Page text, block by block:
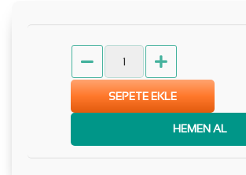
SEPETE EKLE
HEMEN AL